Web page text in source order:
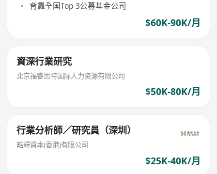
背靠全国Top 3公募基金公司
$60K-90K/月
資深行業研究
北京福睿思特国际人力资源有限公司
$50K-80K/月
行業分析師／研究員（深圳）
皓輝資本(香港)有限公司
$25K-40K/月